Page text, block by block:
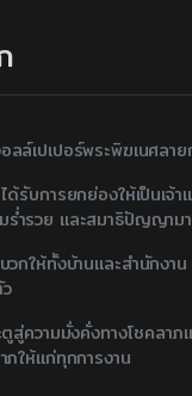
ล์เปเปอร์พระพิฆเนศลา
รับการยกย่องให้เป็นเจ้
มร่ำรวย และสมาธิปัญญา
วกให้ทั้งบ้านและสำนักง
ตูสู่ความมั่งคั่งทางโชค
ภให้แก่ทุกการงาน